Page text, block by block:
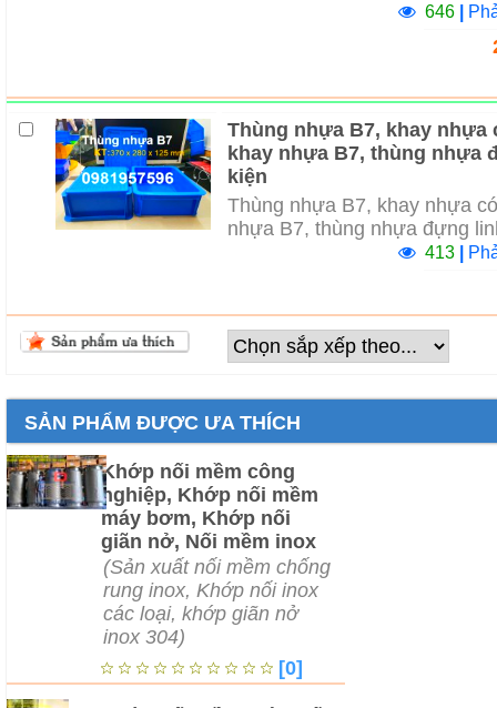
646
Thùng nhựa B7, khay nhựa
khay nhựa B7, thùng nhựa
kiện
Thùng nhựa B7, khay nhựa
nhựa B7, thùng nhựa đựng
413
SẢN PHẨM ĐƯỢC ƯA THÍCH
Khớp nối mềm công
nghiệp, Khớp nối mềm
máy bơm, Khớp nối
giãn nở, Nối mềm inox
(Sản xuất nối mềm chống
rung inox, Khớp nối inox
các loại, khớp giãn nở
inox 304)
[0]